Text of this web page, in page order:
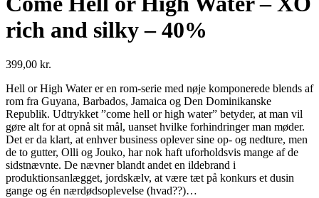
rich and silky – 40%
399,00 kr.
Hell or High Water er en rom-serie med nøje komponerede blends af
rom fra Guyana, Barbados, Jamaica og Den Dominikanske
Republik. Udtrykket ”come hell or high water” betyder, at man vil
gøre alt for at opnå sit mål, uanset hvilke forhindringer man møder.
Det er da klart, at enhver business oplever sine op- og nedture, men
de to gutter, Olli og Jouko, har nok haft uforholdsvis mange af de
sidstnævnte. De nævner blandt andet en ildebrand i
produktionsanlægget, jordskælv, at være tæt på konkurs et dusin
gange og én nærdødsoplevelse (hvad??)…